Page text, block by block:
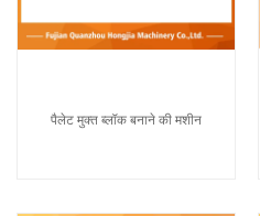
पैलेट मुक्त ब्लॉक बनाने की मशीन